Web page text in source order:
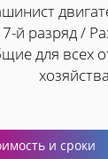
й разряд /
для всех
и сроки